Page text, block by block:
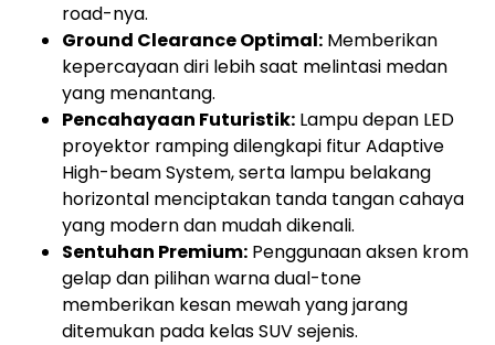
road-nya.
Ground Clearance Optimal: Memberikan
kepercayaan diri lebih saat melintasi medan
yang menantang.
Pencahayaan Futuristik: Lampu depan LED
proyektor ramping dilengkapi fitur Adaptive
High-beam System, serta lampu belakang
horizontal menciptakan tanda tangan cahaya
yang modern dan mudah dikenali.
Sentuhan Premium: Penggunaan aksen krom
gelap dan pilihan warna dual-tone
memberikan kesan mewah yang jarang
ditemukan pada kelas SUV sejenis.